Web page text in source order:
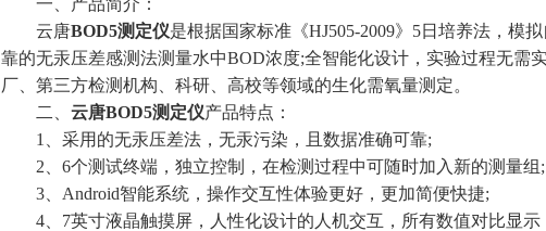
一、产品简介：
云唐BOD5测定仪是根据国家标准《HJ505-2009》5日培养法，模
靠的无汞压差感测法测量水中BOD浓度;全智能化设计，实验过程无需
厂、第三方检测机构、科研、高校等领域的生化需氧量测定。
二、 云唐BOD5测定仪产品特点：
1、采用的无汞压差法，无汞污染，且数据准确可靠;
2、6个测试终端，独立控制，在检测过程中可随时加入新的测量组;
3、Android智能系统，操作交互性体验更好，更加简便快捷;
4、7英寸液晶触摸屏，人性化设计的人机交互，所有数值对比显示